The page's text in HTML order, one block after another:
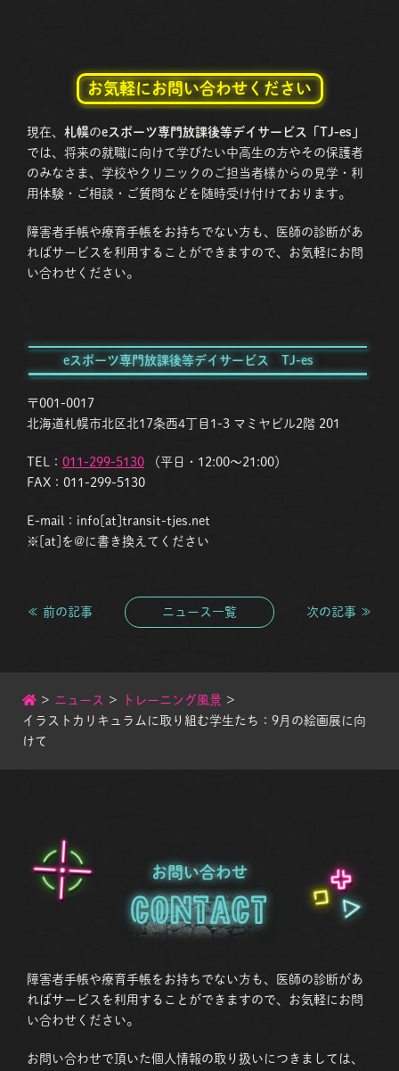
お気軽にお問い合わせください
現在、 札幌のeスポーツ専門放課後等デイサービス「TJ-es」
では、将来の就職に向けて学びたい中高生の方やその保護者
のみなさま、学校やクリニックのご担当者様からの見学・利
用体験・ご相談・ご質問などを随時受け付けております。
障害者手帳や療育手帳をお持ちでない方も、医師の診断があ
ればサービスを利用することができますので、お気軽にお問
い合わせください。
eスポーツ専門放課後等デイサービス TJ-es
〒001-0017
北海道札幌市北区北17条西4丁目1-3 マミヤビル2階 201
TEL： 011-299-5130 （平日・12:00〜21:00）
FAX：011-299-5130
E-mail：info[at]transit-tjes.net
※[at]を@に書き換えてください
≪ 前の記事 ニュース一覧 次の記事 ≫
> ニュース > トレーニング風景 >
イラストカリキュラムに取り組む学生たち：9月の絵画展に向
けて
お問い合わせ
Contact
障害者手帳や療育手帳をお持ちでない方も、医師の診断があ
ればサービスを利用することができますので、お気軽にお問
い合わせください。
お問い合わせで頂いた個人情報の取り扱いにつきましては、